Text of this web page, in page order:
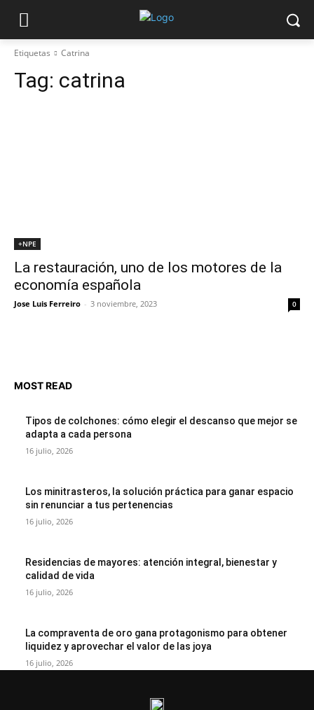
Etiquetas Catrina
Tag: catrina
+NPE
La restauración, uno de los motores de la
economía española
Jose Luis Ferreiro - 3 noviembre, 2023 0
MOST READ
Tipos de colchones: cómo elegir el descanso que mejor se
adapta a cada persona
16 julio, 2026
Los minitrasteros, la solución práctica para ganar espacio
sin renunciar a tus pertenencias
16 julio, 2026
Residencias de mayores: atención integral, bienestar y
calidad de vida
16 julio, 2026
La compraventa de oro gana protagonismo para obtener
liquidez y aprovechar el valor de las joya
16 julio, 2026